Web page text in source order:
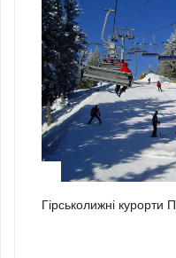
Гірськолижні курорти